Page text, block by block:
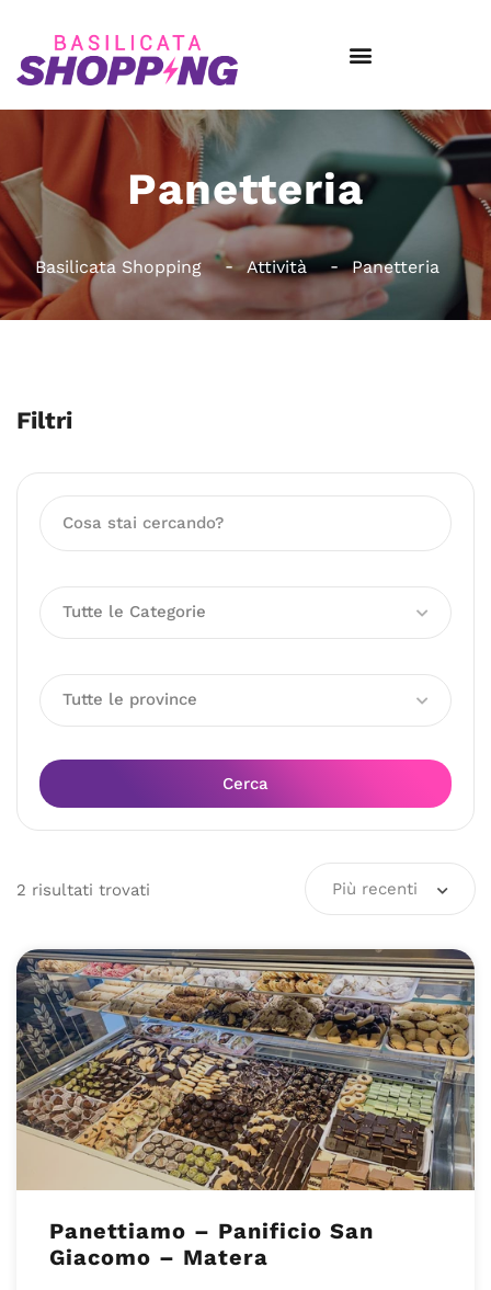
Panetteria
Basilicata Shopping Attività Panetteria
Filtri
Tutte le Categorie
Tutte le province
Cerca
2 risultati trovati Più recenti
Panettiamo – Panificio San
Giacomo – Matera